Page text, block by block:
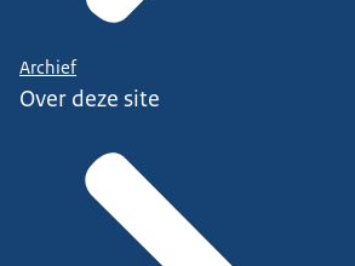
Archief
Over deze site